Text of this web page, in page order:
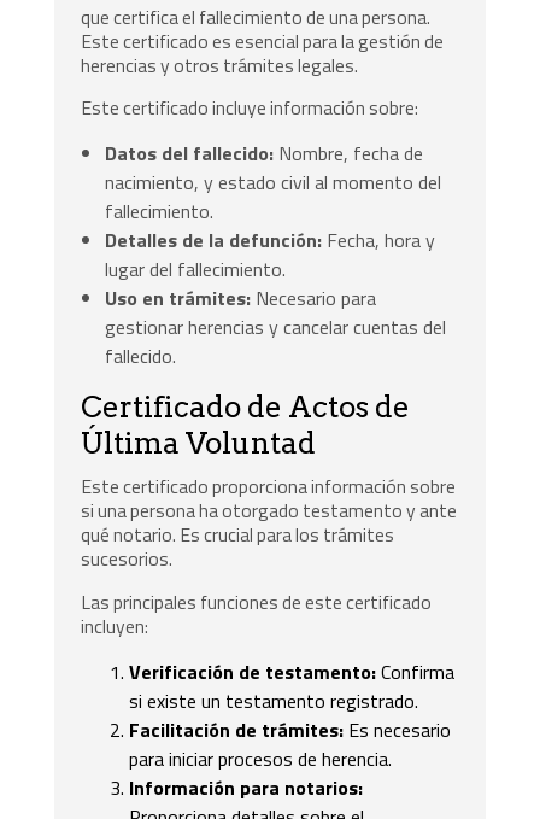
que certifica el fallecimiento de una persona.
Este certificado es esencial para la gestión de
herencias y otros trámites legales.
Este certificado incluye información sobre:
Datos del fallecido: Nombre, fecha de
nacimiento, y estado civil al momento del
fallecimiento.
Detalles de la defunción: Fecha, hora y
lugar del fallecimiento.
Uso en trámites: Necesario para
gestionar herencias y cancelar cuentas del
fallecido.
Certificado de Actos de
Última Voluntad
Este certificado proporciona información sobre
si una persona ha otorgado testamento y ante
qué notario. Es crucial para los trámites
sucesorios.
Las principales funciones de este certificado
incluyen:
Verificación de testamento:Confirma
si existe un testamento registrado.
Facilitación de trámites: Es necesario
para iniciar procesos de herencia.
Información para notarios: